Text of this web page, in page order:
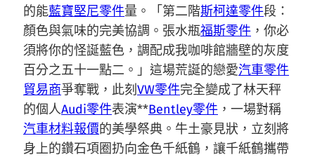
的能藍寶堅尼零件量。「第二階斯柯達零件段：
顏色與氣味的完美協調。張水瓶福斯零件 ，你必
須將你的怪誕藍色，調配成我咖啡館牆壁的灰度
百分之五十一點二。」這場荒誕的戀愛汽車零件
貿易商爭奪戰，此刻VW零件完全變成了林天秤
的個人Audi零件表演**Bentley零件 ，一場對稱
汽車材料報價的美學祭典。牛土豪見狀，立刻將
身上的鑽石項圈扔向金色千紙鶴，讓千紙鶴攜帶